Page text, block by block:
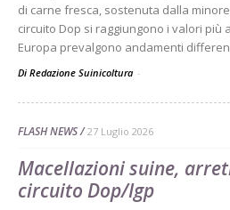
di carne fresca, sostenuta dalla
circuito Dop si raggiungono i valori più
Europa prevalgono andamenti
Di Redazione Suinicoltura -
FLASH NEWS 27 Luglio 2026
Macellazioni suine,
circuito Dop/Igp